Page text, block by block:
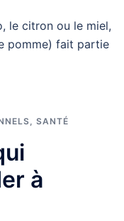
le citron ou le miel,
pomme) fait partie
SANTÉ
à